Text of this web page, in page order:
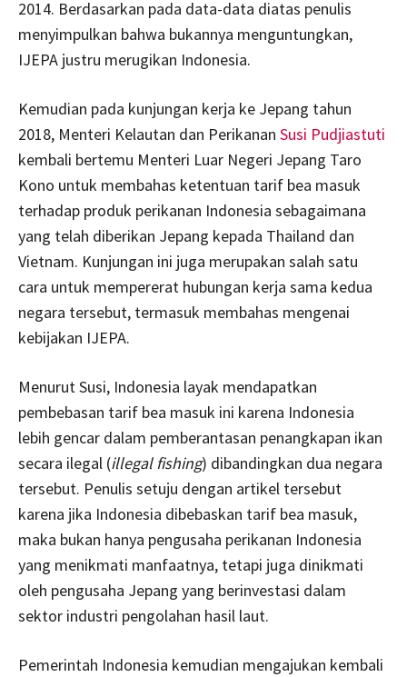
2014. Berdasarkan pada data-data diatas penulis
menyimpulkan bahwa bukannya menguntungkan,
IJEPA justru merugikan Indonesia.
Kemudian pada kunjungan kerja ke Jepang tahun
2018, Menteri Kelautan dan Perikanan Susi Pudjiastuti
kembali bertemu Menteri Luar Negeri Jepang Taro
Kono untuk membahas ketentuan tarif bea masuk
terhadap produk perikanan Indonesia sebagaimana
yang telah diberikan Jepang kepada Thailand dan
Vietnam. Kunjungan ini juga merupakan salah satu
cara untuk mempererat hubungan kerja sama kedua
negara tersebut, termasuk membahas mengenai
kebijakan IJEPA.
Menurut Susi, Indonesia layak mendapatkan
pembebasan tarif bea masuk ini karena Indonesia
lebih gencar dalam pemberantasan penangkapan ikan
secara ilegal (illegal fishing) dibandingkan dua negara
tersebut. Penulis setuju dengan artikel tersebut
karena jika Indonesia dibebaskan tarif bea masuk,
maka bukan hanya pengusaha perikanan Indonesia
yang menikmati manfaatnya, tetapi juga dinikmati
oleh pengusaha Jepang yang berinvestasi dalam
sektor industri pengolahan hasil laut.
Pemerintah Indonesia kemudian mengajukan kembali